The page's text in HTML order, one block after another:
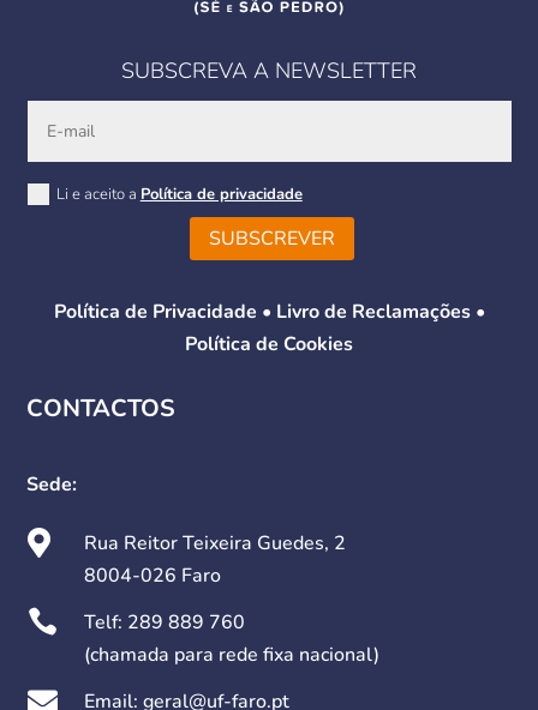
SUBSCREVA A NEWSLETTER
Li e aceito a Política de privacidade
SUBSCREVER
Política de Privacidade • Livro de Reclamações•
Política de Cookies
CONTACTOS
Sede:

Rua Reitor Teixeira Guedes, 2
8004-026 Faro
 Telf: 289 889 760
(chamada para rede fixa nacional)
 Email: geral@uf-faro.pt